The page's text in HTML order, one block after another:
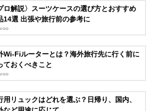
JTB商事(JTB
Trading) SWTシー
クレットベルト
現金を隠して持ち
歩けるアイテム
約幅24.5×高さ
ゴーウェル
(Gowell) スキミン
グ防止スリムガー
スキミング防止シ
約幅30×高さ
ロ解説〉スーツケースの選び方とおすすめ
14選 出張や旅行前の参考に
Wi-Fiルーターとは？海外旅行先に行く前に
ておくべきこと
用リュックはどれを選ぶ？日帰り、国内、